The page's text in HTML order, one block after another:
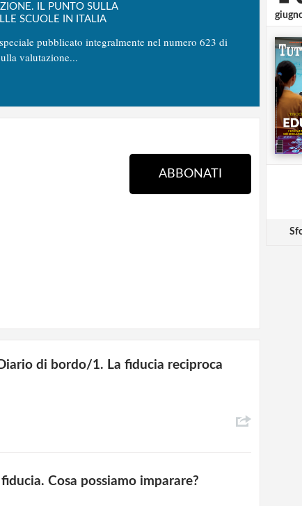
IL PUNTO SULLA
SCUOLE IN ITALIA
pubblicato integralmente nel numero 623 di
valutazione...
ABBONATI
di bordo/1. La fiducia reciproca
Cosa possiamo imparare?